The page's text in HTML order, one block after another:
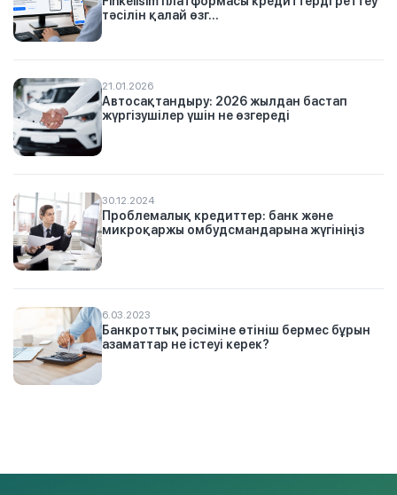
тәсілін қалай өзг...
21.01.2026
Автосақтандыру: 2026 жылдан бастап
жүргізушілер үшін не өзгереді
30.12.2024
Проблемалық кредиттер: банк және
микроқаржы омбудсмандарына жүгініңіз
6.03.2023
Банкроттық рәсіміне өтініш бермес бұрын
азаматтар не істеуі керек?